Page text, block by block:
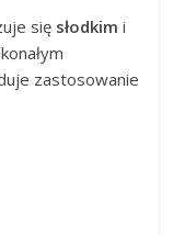
się słodkim i
zastosowanie